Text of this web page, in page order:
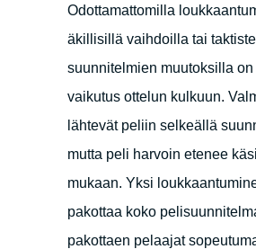
Odottamattomilla
äkillisillä vaihdoilla tai
suunnitelmien muutoksilla on
vaikutus ottelun kulkuun.
lähtevät peliin selkeällä
mutta peli harvoin etenee
mukaan. Yksi
pakottaa koko
pakottaen pelaajat